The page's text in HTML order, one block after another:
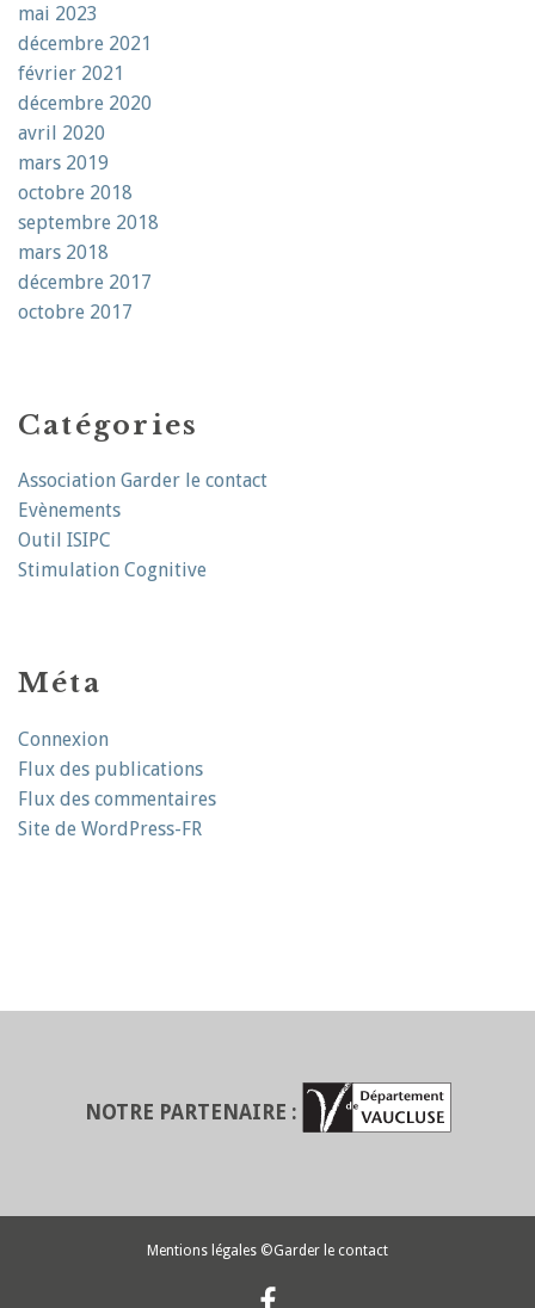
mai 2023
décembre 2021
février 2021
décembre 2020
avril 2020
mars 2019
octobre 2018
septembre 2018
mars 2018
décembre 2017
octobre 2017
Catégories
Association Garder le contact
Evènements
Outil ISIPC
Stimulation Cognitive
Méta
Connexion
Flux des publications
Flux des commentaires
Site de WordPress-FR
NOTRE PARTENAIRE :
Mentions légales ©Garder le contact